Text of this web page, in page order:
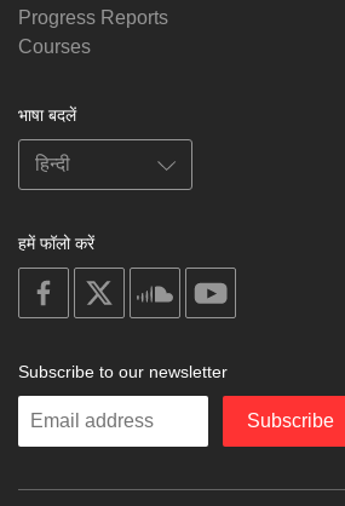
Progress Reports
Courses
भाषा बदलें
हमें फॉलो करें
on
facebook
soundcloud
Subscribe to our newsletter
Enter
Subscribe